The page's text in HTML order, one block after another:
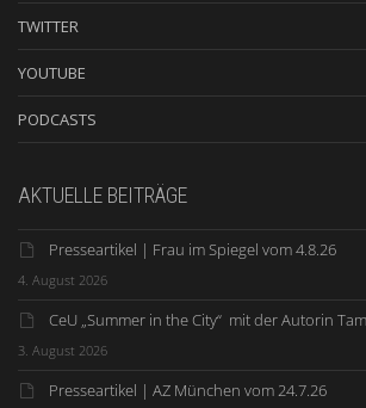
TWITTER
YOUTUBE
PODCASTS
AKTUELLE BEITRÄGE
Presseartikel | Frau im Spiegel vom 4.8.26
4. August 2026
CeU „Summer in the City“ mit der Autorin
3. August 2026
Presseartikel | AZ München vom 24.7.26